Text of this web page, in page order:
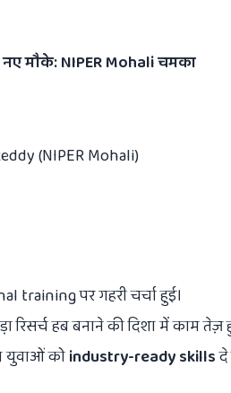
नए मौके:NIPER Mohaliचमका
(NIPER Mohali)
training पर गहरी चर्चा हुई।
रिसर्च हब बनाने की दिशा में काम तेज़
युवाओं कोindustry-ready skillsदे